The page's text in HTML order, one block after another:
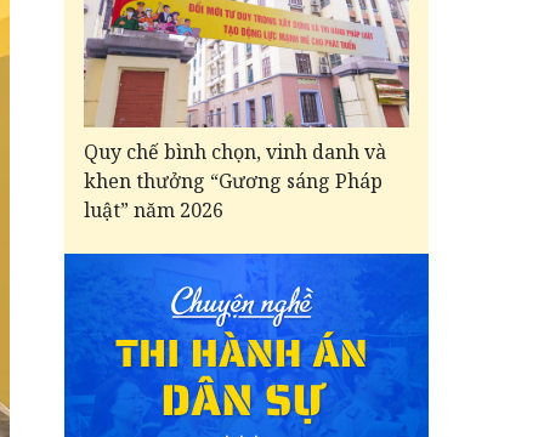
Quy chế bình chọn, vinh danh và
khen thưởng “Gương sáng Pháp
luật” năm 2026